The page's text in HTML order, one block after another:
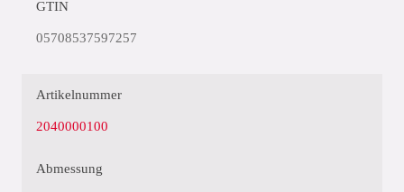
GTIN
05708537597257
Artikelnummer
2040000100
Abmessung